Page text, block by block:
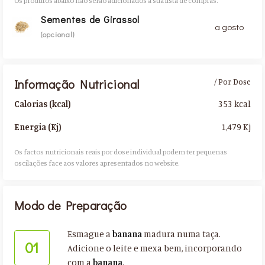
Sementes de Girassol
(opcional)
a gosto
Informação Nutricional
Calorias (kcal)
Energia (Kj)
/ Por Dose
353 kcal
1,479 Kj
Os factos nutricionais reais por dose individual podem ter pequenas
oscilações face aos valores apresentados no website.​
Modo de Preparação
01
Esmague abananamadura numa taça.
Adicione o leite e mexa bem, incorporando
com a banana.